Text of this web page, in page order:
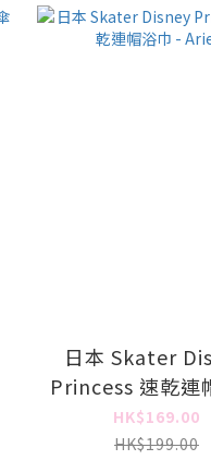
日本 Skater
Princess 速乾連
- Ariel
HK$169.00
HK$199.00